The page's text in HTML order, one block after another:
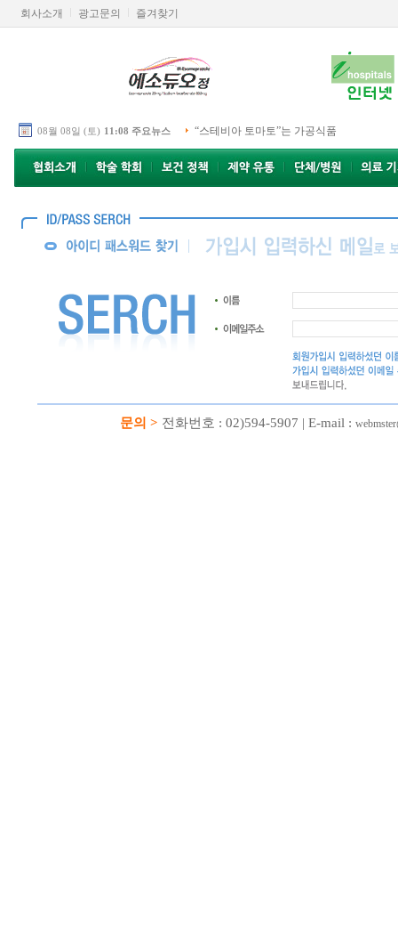
회사소개 광고문의 즐겨찾기
08월 08일 (토) 11:08 주요뉴스 “스테비아 토마토”는 가공식품
문의 > 전화번호 : 02)594-5907 | E-mail :